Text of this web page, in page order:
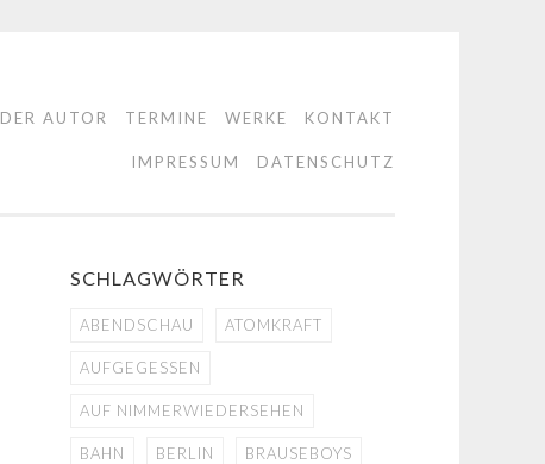
DER AUTOR TERMINE WERKE KONTAKT
IMPRESSUM DATENSCHUTZ
SCHLAGWÖRTER
ABENDSCHAU ATOMKRAFT
AUFGEGESSEN
AUF NIMMERWIEDERSEHEN
BAHN BERLIN BRAUSEBOYS